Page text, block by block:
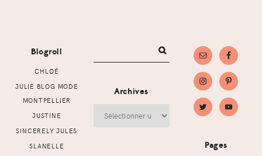
Blogroll
CHLOÉ
JULIE BLOG MODE
MONTPELLIER
JUSTINE
SINCERELY JULES
SLANELLE
Archives
Pages